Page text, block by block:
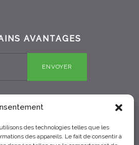
des technologies telles que les
des appareils. Le fait de consentir à
AVANTAGES
ENVOYER